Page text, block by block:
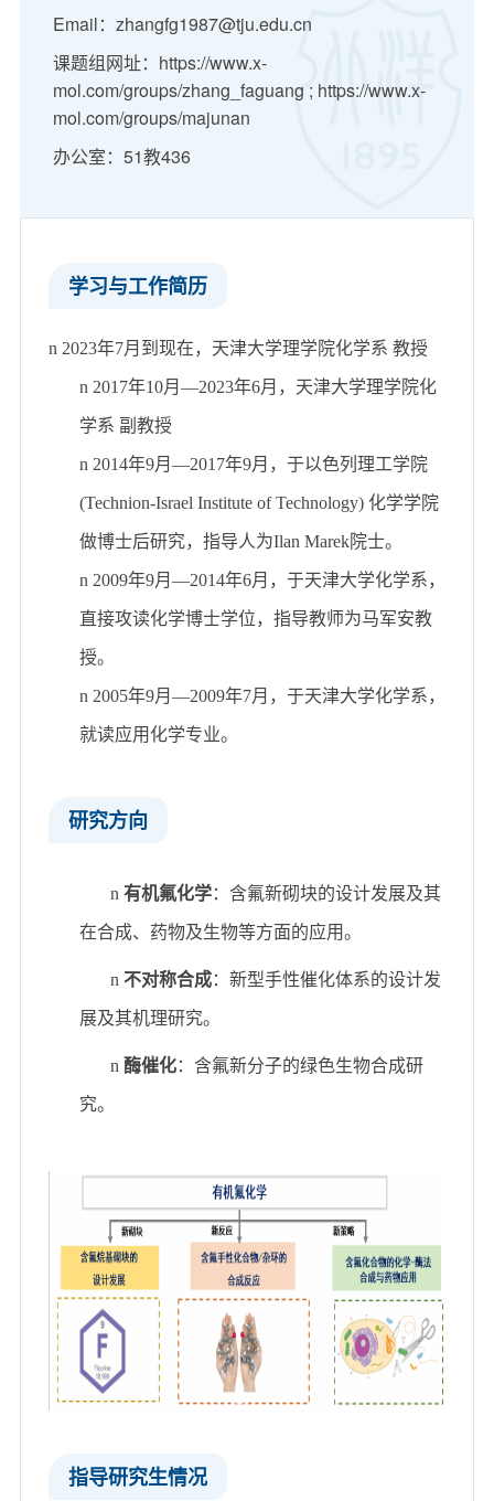
Email：zhangfg1987@tju.edu.cn
课题组网址：https://www.x-
mol.com/groups/zhang_faguang ; https://www.x-
mol.com/groups/majunan
办公室：51教436
学习与工作简历
n 2023年7月到现在，天津大学理学院化学系 教授
n 2017年10月 —2023年6月，天津大学理学院化
学系 副教授
n 2014年9月 —2017年9月，于以色列理工学院
(Technion-Israel Institute of Technology) 化学学院
做博士后研究，指导人为Ilan Marek院士。
n 2009年9月 —2014年6月，于天津大学化学系，
直接攻读化学博士学位，指导教师为马军安教
授。
n 2005年9月 —2009年7月，于天津大学化学系，
就读应用化学专业。
研究方向
n 有机氟化学：含氟新砌块的设计发展及其
在合成、药物及生物等方面的应用。
n 不对称合成：新型手性催化体系的设计发
展及其机理研究。
n 酶催化：含氟新分子的绿色生物合成研
究。
指导研究生情况